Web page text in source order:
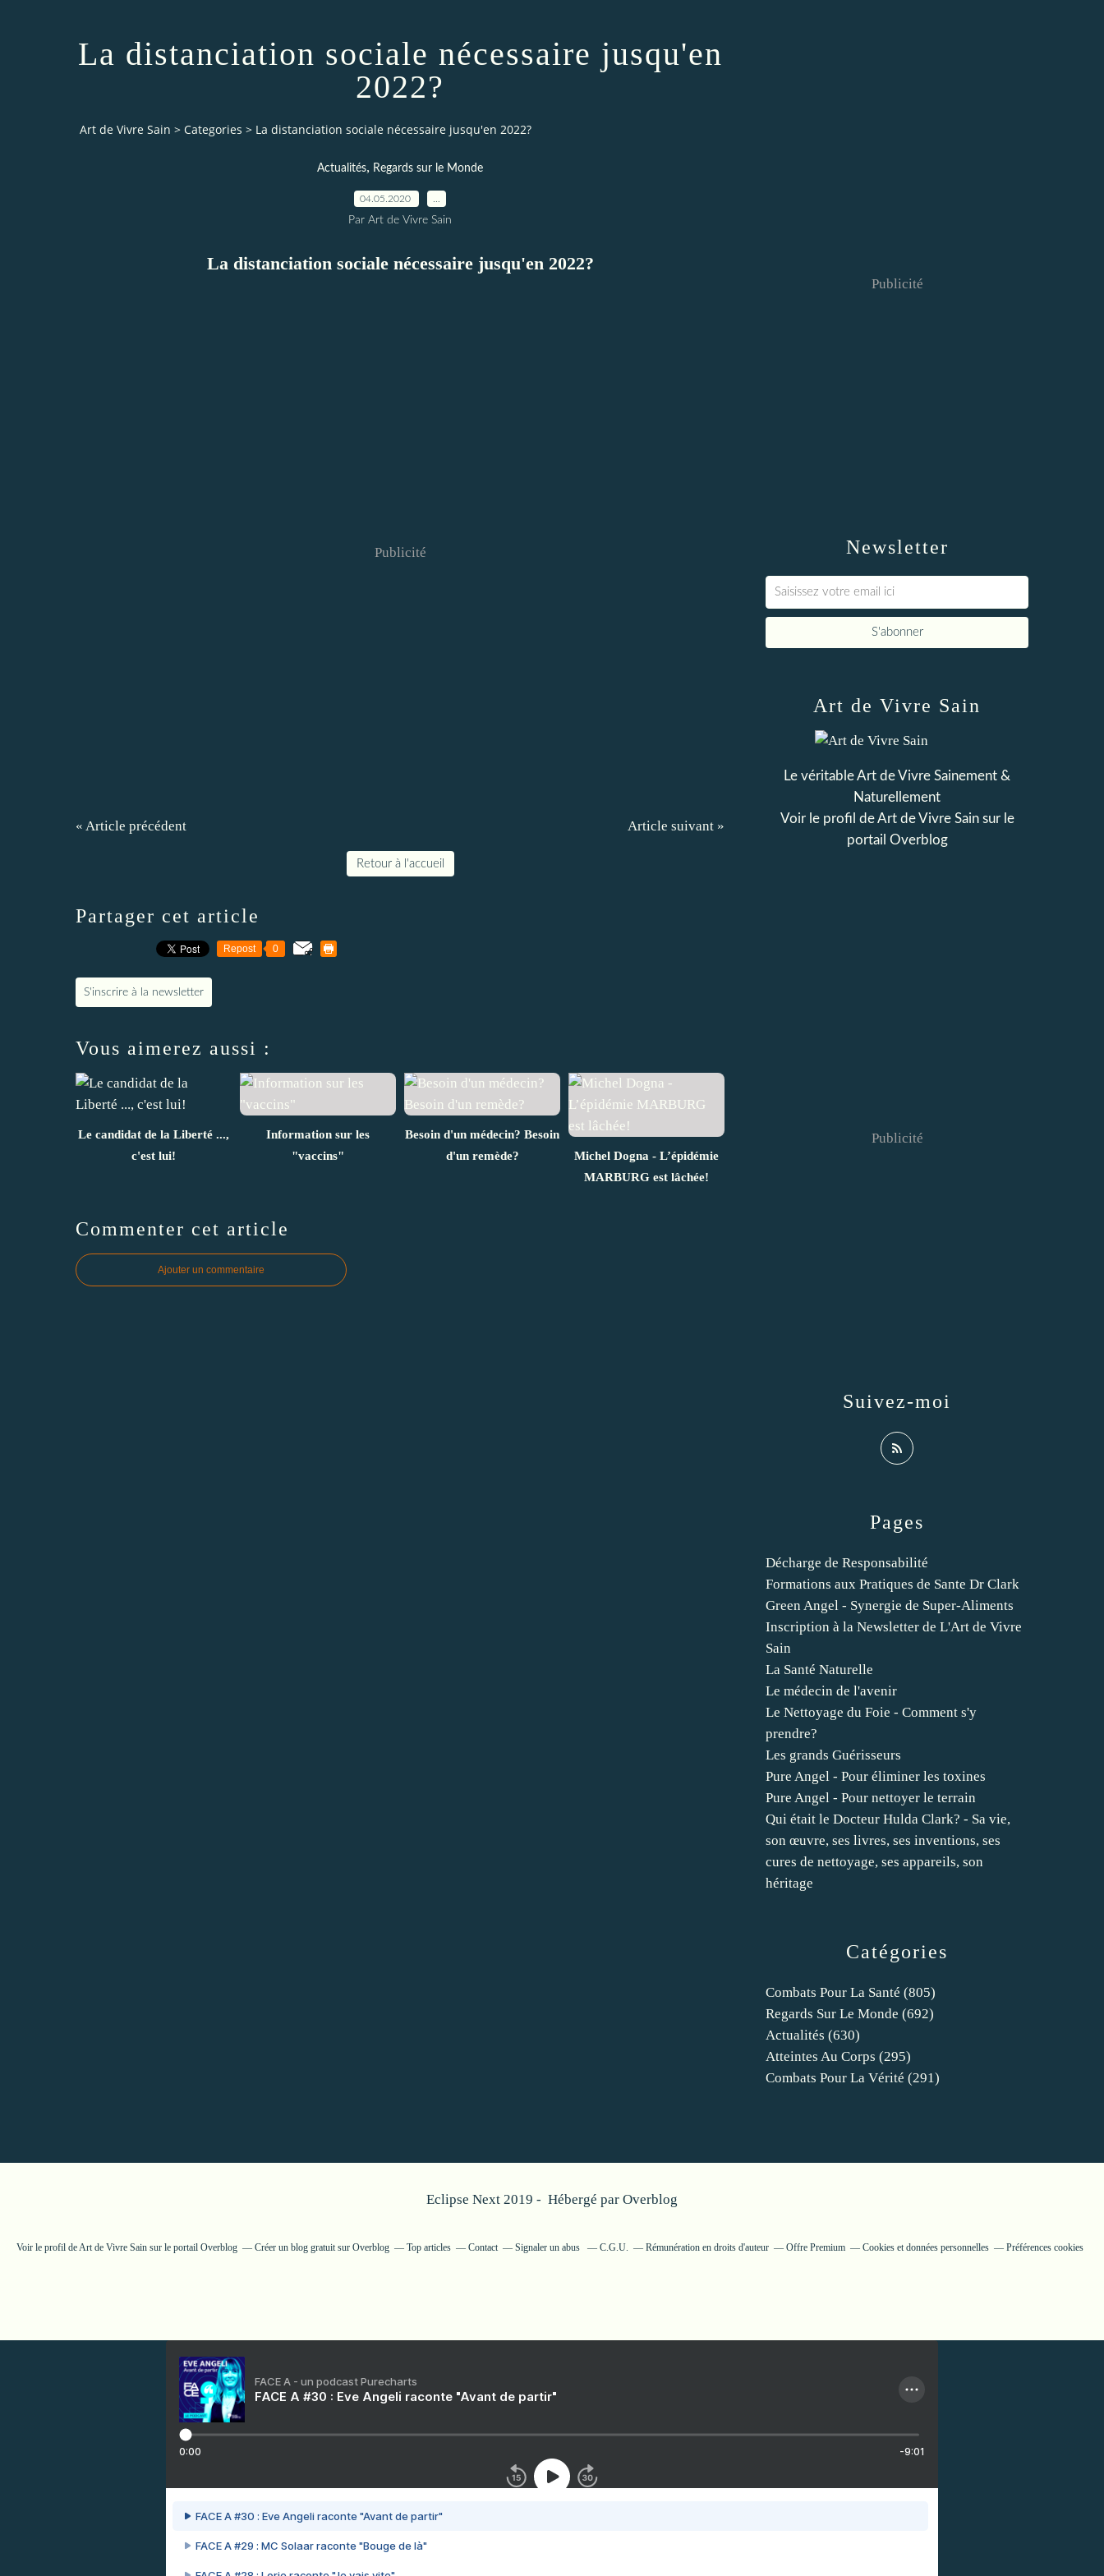
La distanciation sociale nécessaire jusqu'en
2022?
Art de Vivre Sain > Categories > La distanciation sociale nécessaire jusqu'en 2022?
Actualités, Regards sur le Monde
04.05.2020
Par Art de Vivre Sain
La distanciation sociale nécessaire jusqu'en 2022?
Publicité
« Article précédent Article suivant »
Retour à l'accueil
Partager cet article
Repost 0
S'inscrire à la newsletter
Vous aimerez aussi :
Le candidat de la Liberté ...,
c'est lui!
Information sur les
"vaccins"
Besoin d'un médecin? Besoin
d'un remède?
Michel Dogna - L’épidémie
MARBURG est lâchée!
Commenter cet article
Ajouter un commentaire
Newsletter
Publicité
Catégories
Combats Pour La Santé (805)
Regards Sur Le Monde (692)
Actualités (630)
Atteintes Au Corps (295)
Combats Pour La Vérité (291)
Pages
Décharge de Responsabilité
Formations aux Pratiques de Sante Dr Clark
Green Angel - Synergie de Super-Aliments
Inscription à la Newsletter de L'Art de Vivre
Sain
La Santé Naturelle
Le médecin de l'avenir
Le Nettoyage du Foie - Comment s'y
prendre?
Les grands Guérisseurs
Pure Angel - Pour éliminer les toxines
Pure Angel - Pour nettoyer le terrain
Qui était le Docteur Hulda Clark? - Sa vie,
son œuvre, ses livres, ses inventions, ses
cures de nettoyage, ses appareils, son
héritage
Art de Vivre Sain
Le véritable Art de Vivre Sainement &
Naturellement
Voir le profil deArt de Vivre Sainsur le
portail Overblog
Suivez-moi
Publicité
Eclipse Next 2019 - Hébergé par Overblog
Voir le profil deArt de Vivre Sainsur le portail Overblog Créer un blog gratuit sur Overblog Top articles Contact Signaler un abus C.G.U. Rémunération en droits d'auteur Offre Premium Cookies et données personnelles Préférences cookies
FACE A - un podcast Purecharts
FACE A #30 : Eve Angeli raconte "Avant de partir"
0:00 -9:01
FACE A #30 : Eve Angeli raconte "Avant de partir"
FACE A #29 : MC Solaar raconte "Bouge de là"